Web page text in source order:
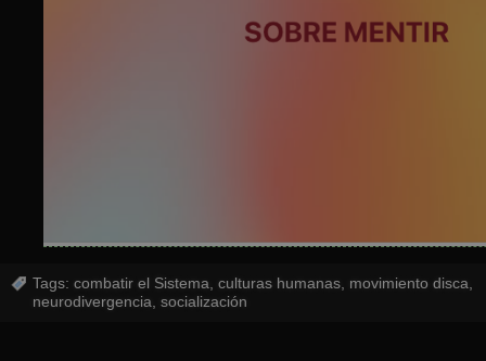
Tags: combatir el Sistema culturas humanas movimiento disca
neurodivergencia socialización